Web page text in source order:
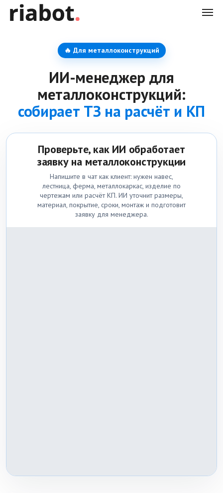
🔥 Для металлоконструкций
ИИ-менеджер для
металлоконструкций:
собирает ТЗ на расчёт и КП
Проверьте, как ИИ обработает
заявку на металлоконструкции
Напишите в чат как клиент: нужен навес,
лестница, ферма, металлокаркас, изделие по
чертежам или расчёт КП. ИИ уточнит размеры,
материал, покрытие, сроки, монтаж и подготовит
заявку для менеджера.